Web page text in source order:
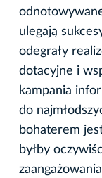
ulegają
odegrały
dotacyjne i
kampania
do
bohaterem
byłby